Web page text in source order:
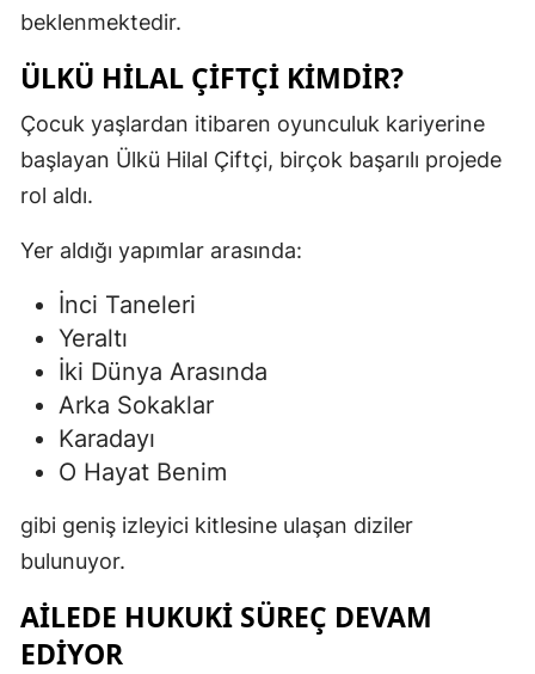
beklenmektedir.
ÜLKÜ HILAL ÇIFTÇI KIMDIR?
Çocuk yaşlardan itibaren oyunculuk kariyerine
başlayan Ülkü Hilal Çiftçi, birçok başarılı projede
rol aldı.
Yer aldığı yapımlar arasında:
İnci Taneleri
Yeraltı
İki Dünya Arasında
Arka Sokaklar
Karadayı
O Hayat Benim
gibi geniş izleyici kitlesine ulaşan diziler
bulunuyor.
AILEDE HUKUKI SÜREÇ DEVAM
EDIYOR